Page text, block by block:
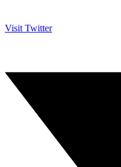
Visit Twitter